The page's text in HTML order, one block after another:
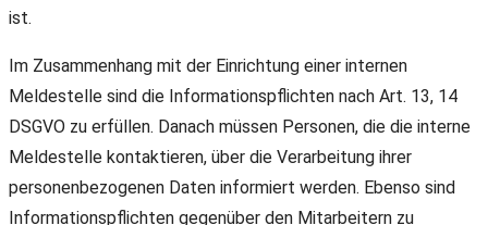
ist.
Im Zusammenhang mit der Einrichtung einer internen
Meldestelle sind die Informationspflichten nach Art. 13, 14
DSGVO zu erfüllen. Danach müssen Personen, die die interne
Meldestelle kontaktieren, über die Verarbeitung ihrer
personenbezogenen Daten informiert werden. Ebenso sind
Informationspflichten gegenüber den Mitarbeitern zu